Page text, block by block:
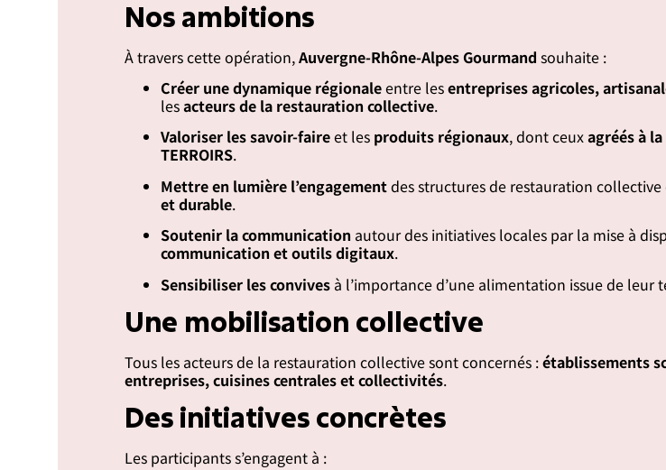
Nos ambitions
À travers cette opération,Auvergne-Rhône-Alpes Gourmand souhaite :
Créer une dynamique régionaleentre lesentreprises agricoles,
lesacteurs de la restauration collective.
Valoriser les savoir-faireet les produits régionaux, dont ceuxagréés à la
TERROIRS.
Mettre en lumière l’engagementdes structures de restauration collective
et durable.
Soutenir la communication autour des initiatives locales par la mise à
communication et outils digitaux.
Sensibiliser les convives à l’importance d’une alimentation issue de leur
Une mobilisation collective
Tous les acteurs de la restauration collective sont concernés :établissements
entreprises, cuisines centrales et collectivités.
Des initiatives concrètes
Les participants s’engagent à :